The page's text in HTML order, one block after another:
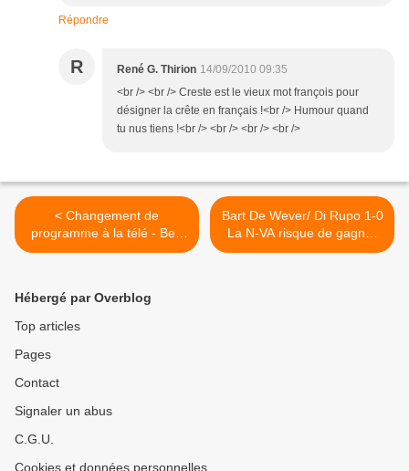
Répondre
R René G. Thirion 14/09/2010 09:35
<br /> <br /> Creste est le vieux mot françois pour
désigner la crête en français !<br /> Humour quand
tu nus tiens !<br /> <br /> <br /> <br />
< Changement de
programme à la télé - Ben
voyons !
Bart De Wever/ Di Rupo 1-0
La N-VA risque de gagner
le match >
Hébergé par Overblog
Top articles
Pages
Contact
Signaler un abus
C.G.U.
Cookies et données personnelles